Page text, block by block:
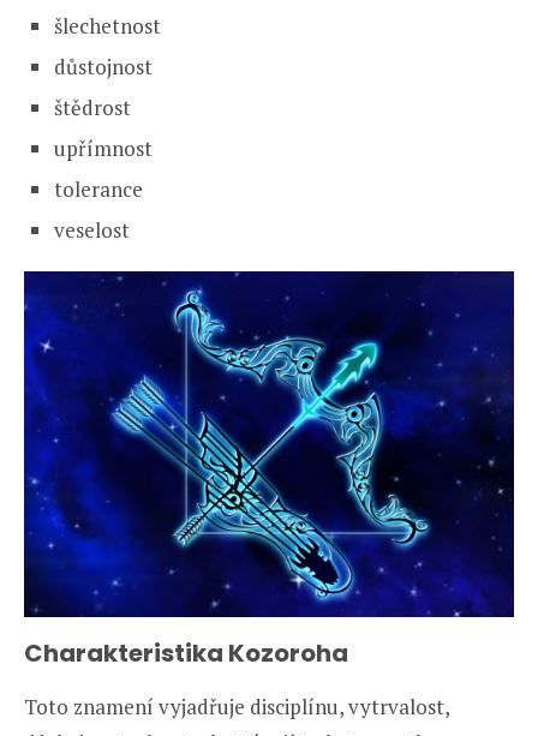
šlechetnost
důstojnost
štědrost
upřímnost
tolerance
veselost
Charakteristika Kozoroha
Toto znamení vyjadřuje disciplínu, vytrvalost,